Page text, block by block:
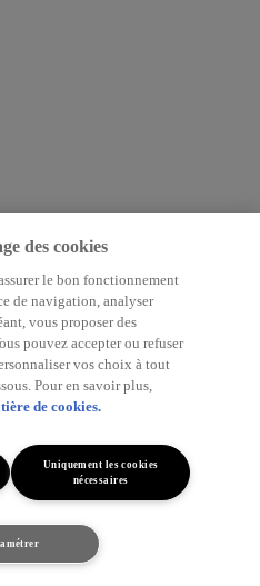
des cookies
le bon fonctionnement
de navigation, analyser
vous proposer des
pouvez accepter ou refuser
vos choix à tout
Pour en savoir plus,
de cookies.
Uniquement les cookies
nécessaires